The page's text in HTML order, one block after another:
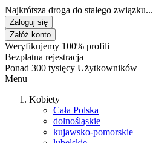
Najkrótsza droga do stałego związku...
Zaloguj się
Załóż konto
Weryfikujemy 100% profili
Bezpłatna rejestracja
Ponad 300 tysięcy Użytkowników
Menu
Kobiety
Cała Polska
dolnośląskie
kujawsko-pomorskie